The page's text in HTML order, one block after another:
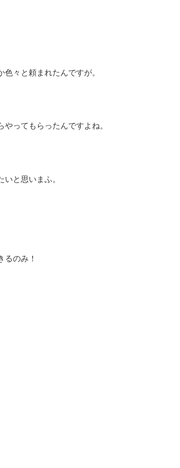
々と頼まれたんですが。
ってもらったんですよね。
と思いまふ。
るのみ！